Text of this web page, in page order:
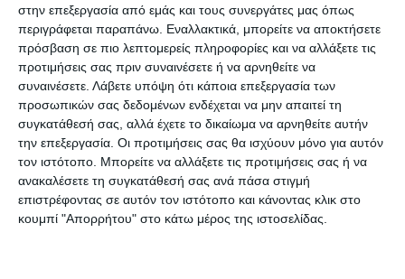
στην επεξεργασία από εμάς και τους συνεργάτες μας όπως
περιγράφεται παραπάνω. Εναλλακτικά, μπορείτε να αποκτήσετε
πρόσβαση σε πιο λεπτομερείς πληροφορίες και να αλλάξετε τις
προτιμήσεις σας πριν συναινέσετε ή να αρνηθείτε να
συναινέσετε. Λάβετε υπόψη ότι κάποια επεξεργασία των
προσωπικών σας δεδομένων ενδέχεται να μην απαιτεί τη
συγκατάθεσή σας, αλλά έχετε το δικαίωμα να αρνηθείτε αυτήν
την επεξεργασία. Οι προτιμήσεις σας θα ισχύουν μόνο για αυτόν
τον ιστότοπο. Μπορείτε να αλλάξετε τις προτιμήσεις σας ή να
ανακαλέσετε τη συγκατάθεσή σας ανά πάσα στιγμή
επιστρέφοντας σε αυτόν τον ιστότοπο και κάνοντας κλικ στο
κουμπί "Απορρήτου" στο κάτω μέρος της ιστοσελίδας.
Πέτρος Καρυδάκης.
Από τον ΑΠΣ θα βραβευτούν ο Νίκος Κοντονής
,
οΤάκης Παπαδάτοςκαι οΔιονύσης Μουζάκης
(Μποζόνος).
Θα τηρηθούν όλα τα μέτρα ασφαλείας δηλώνει η
διοργανώτρια καθώς εντός γηπέδου θα μπουν
μόνο όσοι έχουν διαπίστευση.